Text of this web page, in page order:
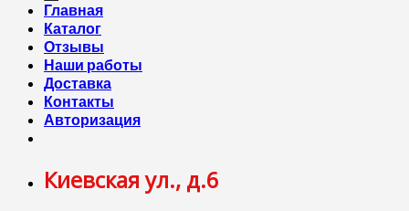
Главная
Каталог
Отзывы
Наши работы
Доставка
Контакты
Авторизация
Киевская ул., д.6